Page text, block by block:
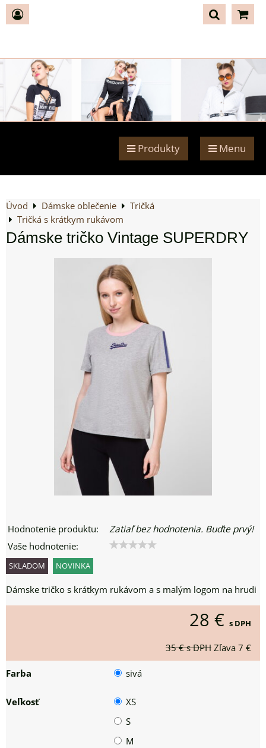
Produkty Menu
Úvod Dámske oblečenie
Tričká
Tričká s krátkym rukávom
Dámske tričko Vintage SUPERDRY
Hodnotenie produktu:
Zatiaľ bez hodnotenia. Buďte prvý!
Vaše hodnotenie:
SKLADOM NOVINKA
Dámske tričko s krátkym rukávom a s malým logom na hrudi
28 € s DPH
35 €s DPHZľava7 €
Farba sivá
Veľkosť
XS
S
M